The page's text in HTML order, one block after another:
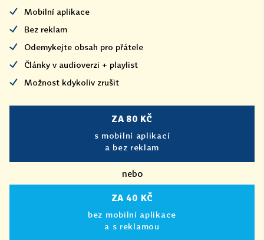
Mobilní aplikace
Bez reklam
Odemykejte obsah pro přátele
Články v audioverzi + playlist
Možnost kdykoliv zrušit
ZA 80 KČ
s mobilní aplikací
a bez reklam
nebo
ZA 40 KČ
bez mobilní aplikace
a s reklamou